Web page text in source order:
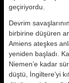
geçiriyordu.
Devrim
birbirine düşüren
Amiens ateşkes
yeniden başladı.
Niemen’e kadar
düştü, İngiltere’yi